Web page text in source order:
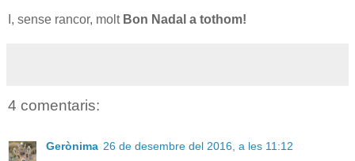
I, sense rancor, molt Bon Nadal a tothom!
4 comentaris:
Gerònima 26 de desembre del 2016, a les 11:12